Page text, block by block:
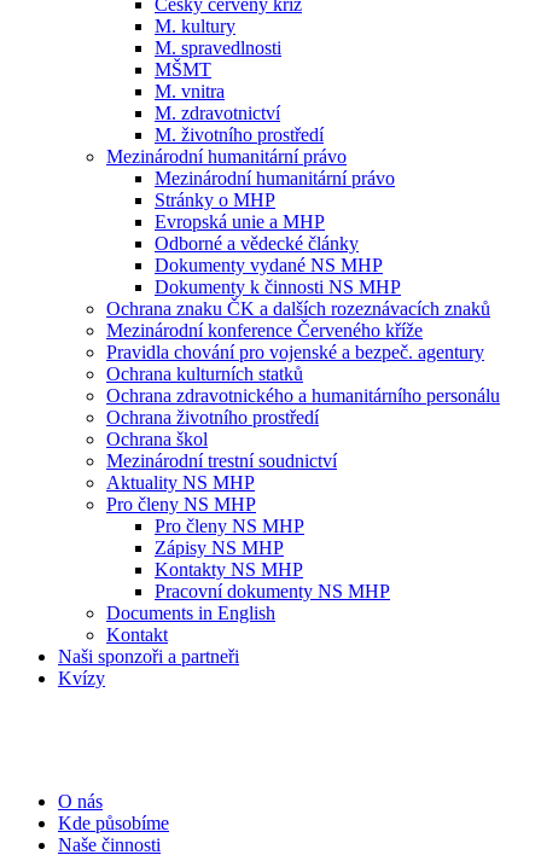
Český červený kříž
M. kultury
M. spravedlnosti
MŠMT
M. vnitra
M. zdravotnictví
M. životního prostředí
Mezinárodní humanitární právo
Mezinárodní humanitární právo
Stránky o MHP
Evropská unie a MHP
Odborné a vědecké články
Dokumenty vydané NS MHP
Dokumenty k činnosti NS MHP
Ochrana znaku ČK a dalších rozeznávacích znaků
Mezinárodní konference Červeného kříže
Pravidla chování pro vojenské a bezpeč. agentury
Ochrana kulturních statků
Ochrana zdravotnického a humanitárního personálu
Ochrana životního prostředí
Ochrana škol
Mezinárodní trestní soudnictví
Aktuality NS MHP
Pro členy NS MHP
Pro členy NS MHP
Zápisy NS MHP
Kontakty NS MHP
Pracovní dokumenty NS MHP
Documents in English
Kontakt
Naši sponzoři a partneři
Kvízy
O nás
Kde působíme
Naše činnosti